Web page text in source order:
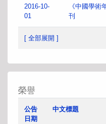
2016-10-
01
《中國學術
刊
[ 全部展開 ]
榮譽
公告
日期
中文標題